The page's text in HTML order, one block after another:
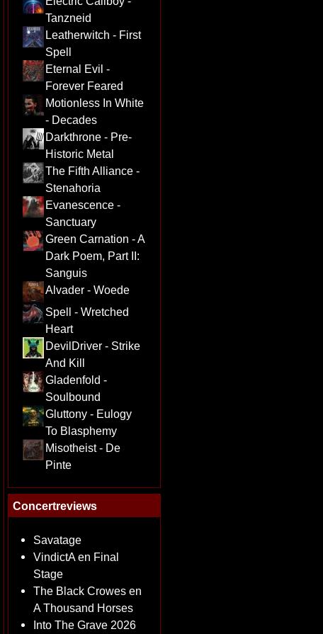
Tanzneid
Leatherwitch - First
Spell
Eternal Evil -
Forever Feared
Motionless In White
- Decades
Darkthrone - Pre-
Historic Metal
The Fifth Alliance -
Stenahoria
Evanescence -
Sanctuary
Green Carnation - A
Dark Poem, Part II:
Sanguis
Alvader - Woede
Spell - Wretched
Heart
DevilDriver - Strike
And Kill
Gladenfold -
Soulbound
Gluttony - Eulogy
To Blasphemy
Misotheist - De
Pinte
Concertreviews
Savatage
VindictA en Final
Stage
The Black Crowes en
A Thousand Horses
Into The Grave 2026